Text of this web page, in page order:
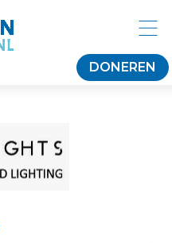
DONEREN